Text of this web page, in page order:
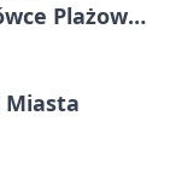
Plażowej
Miasta